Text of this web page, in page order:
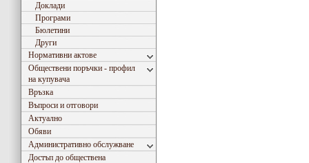
Доклади
Програми
Бюлетини
Други
Нормативни актове
Обществени поръчки - профил
на купувача
Връзка
Въпроси и отговори
Актуално
Обяви
Административно обслужване
Достъп до обществена